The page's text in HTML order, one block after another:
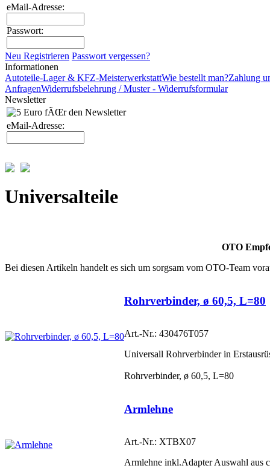
eMail-Adresse:
Passwort:
Neu Registrieren Passwort vergessen?
Informationen
Autoteile-Lager & KFZ-MeisterwerkstattWie bestellt man?Zahlung
AnfragenWiderrufsbelehrung / Muster - Widerrufsformular
Newsletter
eMail-Adresse:
Universalteile
OTO
Bei diesen Artikeln handelt es sich um sorgsam vom OTO-Team
Rohrverbinder, ø 60,5, L=80
Art.-Nr.: 430476T057
Universall Rohrverbinder in
Rohrverbinder, ø 60,5, L=80
Armlehne
Art.-Nr.: XTBX07
Armlehne inkl.Adapter Auswahl aus